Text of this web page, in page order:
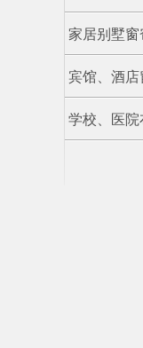
家居别墅窗
宾馆、酒店
学校、医院